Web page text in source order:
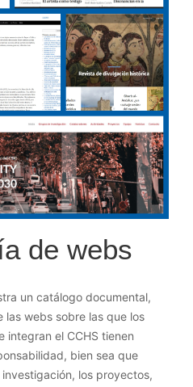
de webs
un catálogo documental,
webs sobre las que los
integran el CCHS tienen
bien sea que
los proyectos,